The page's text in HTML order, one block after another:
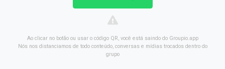
Ao clicar no botão ou usar o código QR, você está saindo do Groupio.app
Nós nos distanciamos de todo conteúdo, conversas e mídias trocados dentro do
grupo